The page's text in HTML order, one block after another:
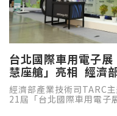
台北國際車用電子
慧座艙」亮相 經濟
雙引擎
經濟部產業技術司TARC
21屆「台北國際車用電子